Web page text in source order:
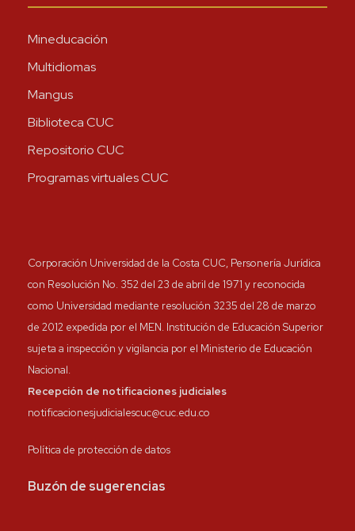
Mineducación
Multidiomas
Mangus
Biblioteca CUC
Repositorio CUC
Programas virtuales CUC
Corporación Universidad de la Costa CUC, Personería Jurídica
con Resolución No. 352 del 23 de abril de 1971 y reconocida
como Universidad mediante resolución 3235 del 28 de marzo
de 2012 expedida por el MEN. Institución de Educación Superior
sujeta a inspección y vigilancia por el Ministerio de Educación
Nacional.
Recepción de notificaciones judiciales
notificacionesjudicialescuc@cuc.edu.co
Política de protección de datos
Buzón de sugerencias